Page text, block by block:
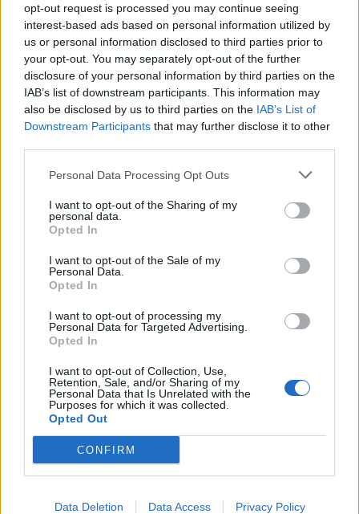
opt-out request is processed you may continue seeing
interest-based ads based on personal information utilized by
us or personal information disclosed to third parties prior to
your opt-out. You may separately opt-out of the further
disclosure of your personal information by third parties on the
IAB’s list of downstream participants. This information may
also be disclosed by us to third parties on the IAB’s List of
Downstream Participants that may further disclose it to other
Personal Data Processing Opt Outs
I want to opt-out of the Sharing of my
personal data.
Opted In
I want to opt-out of the Sale of my
Personal Data.
Opted In
I want to opt-out of processing my
Personal Data for Targeted Advertising.
Opted In
I want to opt-out of Collection, Use,
Retention, Sale, and/or Sharing of my
Personal Data that Is Unrelated with the
Purposes for which it was collected.
Opted Out
CONFIRM
Data Deletion Data Access Privacy Policy
τον Ζάο.
«Η οικογένεια Τραμπ έχει βγάλει γύρω στα 1,8
δισεκατομμύρια δολάρια εκμεταλλευόμενη τη
διακυβέρνησή του κι εκείνος τώρα ισχυρίζεται
ότι στο παρελθόν ο Τζο Μπάιντεν δεν ήξερε σε
ποιον απένειμε χάρη, χρησιμοποιώντας έναν
μηχανισμό αυτόματης υπογραφής. Πώς
γίνεται, λοιπόν, εσύ τώρα να μην ξέρεις ποιος
είναι αυτός ο άνθρωπος;», σχολίασε η Σάνι